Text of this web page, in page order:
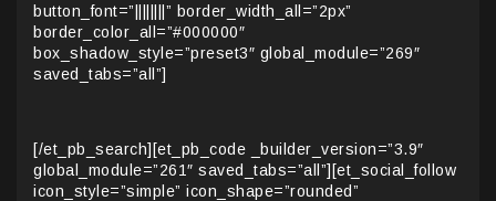
button_font=”||||||||” border_width_all=”2px”
border_color_all=”#000000″
box_shadow_style=”preset3″ global_module=”269″
saved_tabs=”all”]
[/et_pb_search][et_pb_code _builder_version=”3.9″
global_module=”261″ saved_tabs=”all”][et_social_follow
icon_style=”simple” icon_shape=”rounded”